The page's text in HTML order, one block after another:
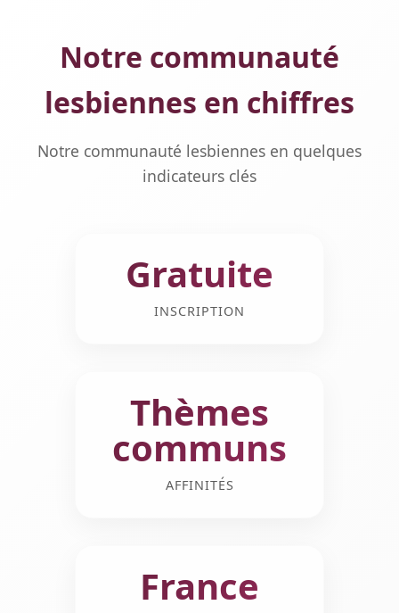
Notre communauté
lesbiennes en chiffres
Notre communauté lesbiennes en quelques
indicateurs clés
Gratuite
INSCRIPTION
Thèmes
communs
AFFINITÉS
France